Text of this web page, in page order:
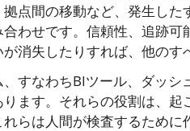
点間の移動など、発生し
わせです。信頼性、追跡
消失したりすれば、他のす
すなわちBIツール、ダッ
ます。それらの役割は、
らは人間が検査するため